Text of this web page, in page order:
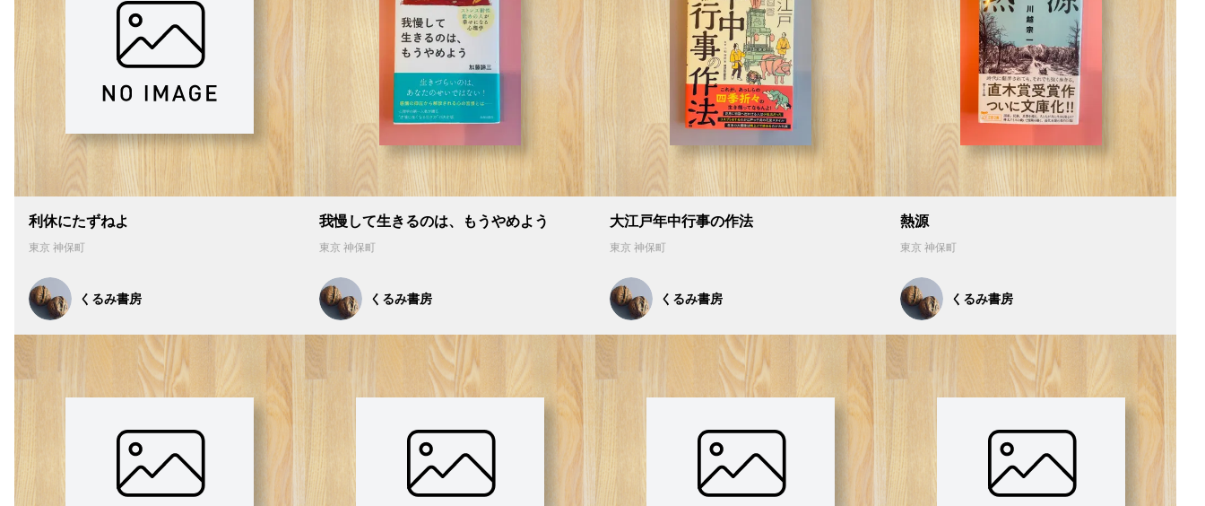
利休にたずねよ
東京 神保町
くるみ書房
我慢して生きるのは、もうやめよう
東京 神保町
くるみ書房
大江戸年中行事の作法
東京 神保町
くるみ書房
熱源
東京 神保町
くるみ書房